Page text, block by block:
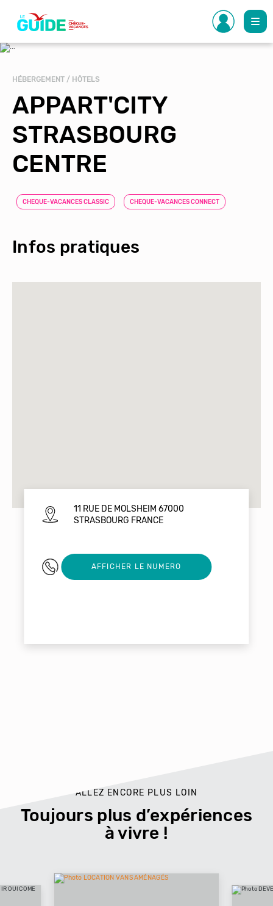
contenu
principal
HÉBERGEMENT / HÔTELS
APPART'CITY
STRASBOURG
CENTRE
CHEQUE-VACANCES CLASSIC CHEQUE-VACANCES CONNECT
Infos pratiques
11 RUE DE MOLSHEIM 67000
STRASBOURG FRANCE
0360825282
AFFICHER LE NUMERO
ALLEZ ENCORE PLUS LOIN
Toujours plus d’expériences
à vivre !